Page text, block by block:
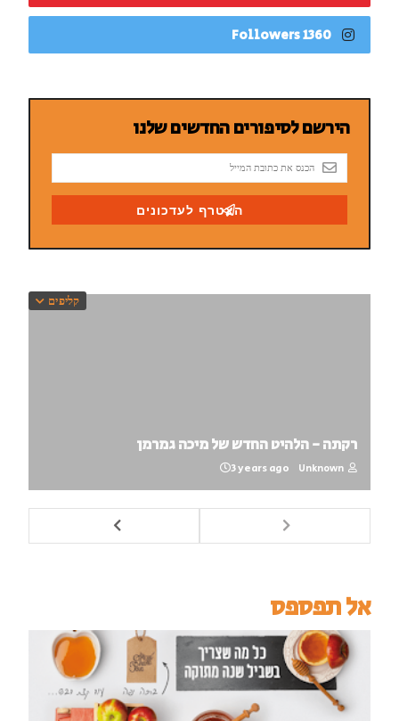
1360 Followers
קליפים
רקתה - הלהיט החדש של מיכה גמרמן
Unknown
3 years ago
אל תפספס